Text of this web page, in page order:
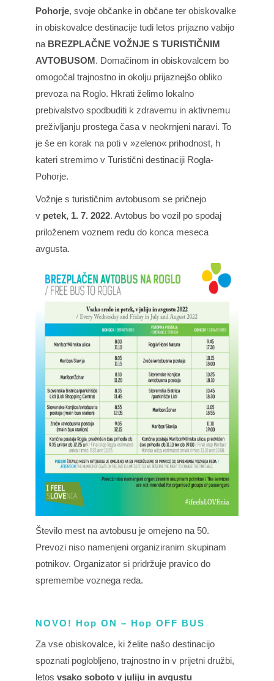
Pohorje, svoje občanke in občane ter obiskovalke
in obiskovalce destinacije tudi letos prijazno vabijo
na BREZPLAČNE VOŽNJE S TURISTIČNIM
AVTOBUSOM. Domačinom in obiskovalcem bo
omogočal trajnostno in okolju prijaznejšo obliko
prevoza na Roglo. Hkrati želimo lokalno
prebivalstvo spodbuditi k zdravemu in aktivnemu
preživljanju prostega časa v neokrnjeni naravi. To
je še en korak na poti v »zeleno« prihodnost, h
kateri stremimo v Turistični destinaciji Rogla-
Pohorje.
Vožnje s turističnim avtobusom se pričnejo
v petek, 1. 7. 2022. Avtobus bo vozil po spodaj
priloženem voznem redu do konca meseca
avgusta.
Število mest na avtobusu je omejeno na 50.
Prevozi niso namenjeni organiziranim skupinam
potnikov. Organizator si pridržuje pravico do
spremembe voznega reda.
NOVO! Hop ON – Hop OFF BUS
Za vse obiskovalce, ki želite našo destinacijo
spoznati poglobljeno, trajnostno in v prijetni družbi,
letosvsako soboto v juliju in avgustu